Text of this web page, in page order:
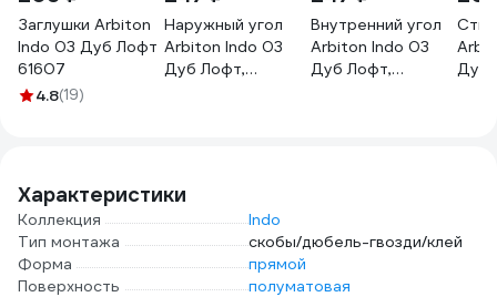
Заглушки Arbiton
Indo 03 Дуб Лофт
61607
4.8(19)
Наружный угол
Arbiton Indo 03
Дуб Лофт,
Внутренний угол
Arbiton Indo 03
Дуб Лофт,
Дуб
Характеристики
Коллекция
Indo
Тип монтажа
скобы/дюбель-гвозди/клей
Форма
прямой
Поверхность
полуматовая